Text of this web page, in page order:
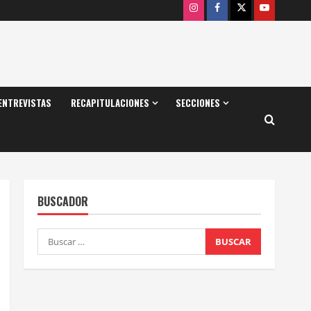
InstagramFacebook
X Youtube
RECAPITULACIONES SECCIONES
BUSCADOR
Buscar: